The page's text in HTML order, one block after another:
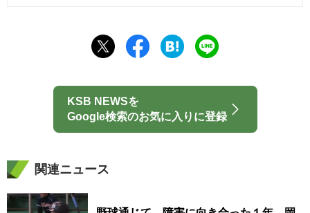
KSB NEWSを
Google検索のお気に入りに登録
関連ニュース